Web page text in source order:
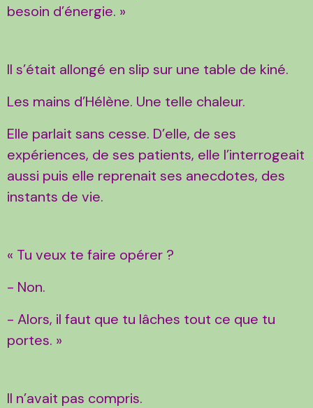
besoin d’énergie. »
Il s’était allongé en slip sur une table de kiné.
Les mains d’Hélène. Une telle chaleur.
Elle parlait sans cesse. D’elle, de ses
expériences, de ses patients, elle l’interrogeait
aussi puis elle reprenait ses anecdotes, des
instants de vie.
« Tu veux te faire opérer ?
- Non.
- Alors, il faut que tu lâches tout ce que tu
portes. »
Il n’avait pas compris.